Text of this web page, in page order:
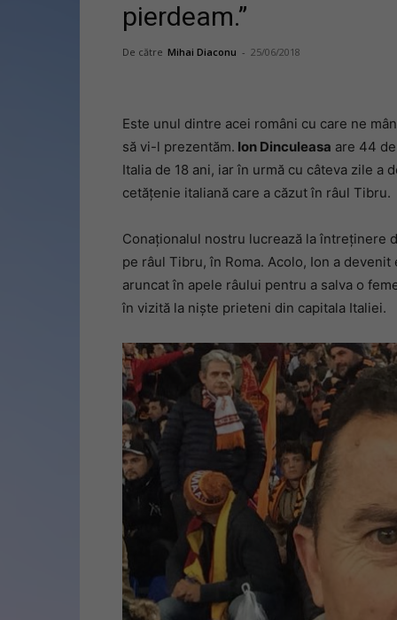
pierdeam.”
De către Mihai Diaconu - 25/06/2018
Este unul dintre acei români cu care ne
să vi-l prezentăm. Ion Dinculeasa are 44
Italia de 18 ani, iar în urmă cu câteva zile a
cetățenie italiană care a căzut în râul Tibru.
Conaționalul nostru lucrează la întreținere
pe râul Tibru, în Roma. Acolo, Ion a
aruncat în apele râului pentru a salva o
în vizită la niște prieteni din capitala Italiei.